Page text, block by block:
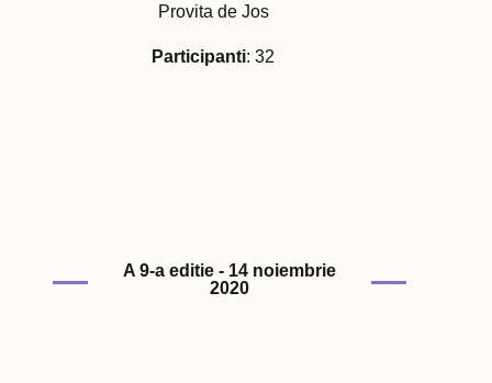
Provita de Jos
Participanti: 32
A 9-a editie - 14 noiembrie
2020